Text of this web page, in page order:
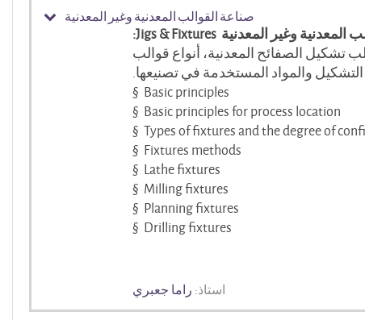
صناعة القوالب المعدنية وغير المعدنية
المعدنية وغير المعدنية Jigs & Fixtures
:
تشكيل الصفائح المعدنية، أنواع قوالب
التشكيل والمواد المستخدمة في تصنيعها.
§ Basic principles
§ Basic principles for process location
§ Types of fixtures and the degree of
§ Fixtures methods
§ Lathe fixtures
§ Milling fixtures
§ Planning fixtures
§ Drilling fixtures
استاذ: راما جعبري